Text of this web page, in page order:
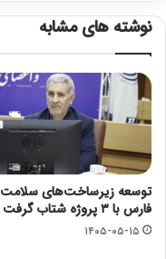
نوشته های مشابه
توسعه زیرساخت‌های سلامت
فارس با ۳ پروژه شتاب گرفت
۱۴۰۵-۰۵-۱۵